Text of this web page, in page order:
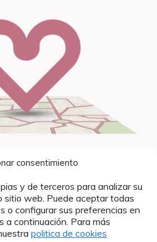
consentimiento
y de terceros para analizar su
sitio web. Puede aceptar todas
o configurar sus preferencias en
a continuación. Para más
politica de cookies
necesitas, abrimos